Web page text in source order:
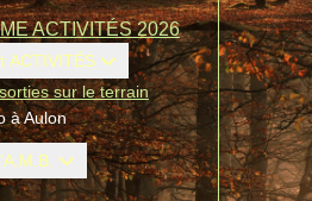
ACTIVITÉS 2026
ACTIVITÉS
sur le terrain
à Aulon